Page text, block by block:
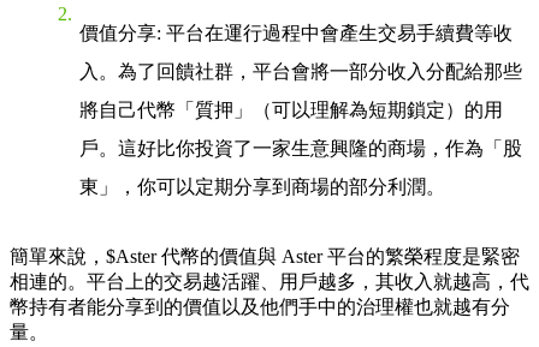
價值分享: 平台在運行過程中會產生交易手續費等收
入。為了回饋社群，平台會將一部分收入分配給那些
將自己代幣「質押」（可以理解為短期鎖定）的用
戶。這好比你投資了一家生意興隆的商場，作為「股
東」，你可以定期分享到商場的部分利潤。
簡單來說，$Aster 代幣的價值與 Aster 平台的繁榮程度是緊密
相連的。平台上的交易越活躍、用戶越多，其收入就越高，代
幣持有者能分享到的價值以及他們手中的治理權也就越有分
量。